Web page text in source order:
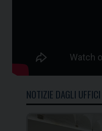
NOTIZIE DAGLI UFFICI